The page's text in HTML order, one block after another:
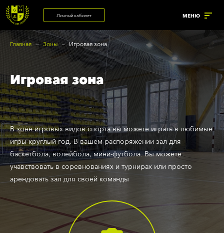
Личный кабинет МЕНЮ
зал
теннис
программы
состава тела
комплекс
Корпоративный фитнес
Солярий с коллагеновыми
лампами
Солярий
Массажный кабинет
Главная Зоны Игровая зона
Игровая зона
В зоне игровых видов спорта вы можете играть в любимые
игры круглый год. В вашем распоряжении зал для
баскетбола, волейбола, мини-футбола. Вы можете
учавствовать в соревнованиях и турнирах или просто
арендовать зал для своей команды